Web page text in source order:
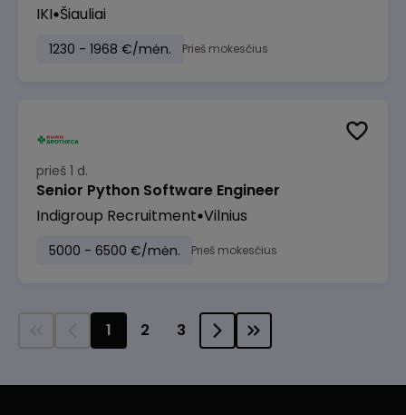
IKI Šiauliai
1230 - 1968 €/mėn. Prieš mokesčius
prieš 1 d.
Senior Python Software Engineer
Indigroup Recruitment Vilnius
5000 - 6500 €/mėn. Prieš mokesčius
1 2 3